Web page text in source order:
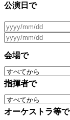
公演日で
会場で
指揮者で
オーケストラ等で